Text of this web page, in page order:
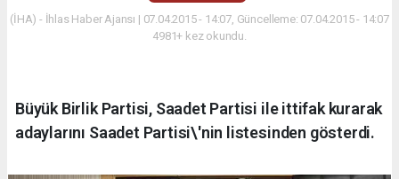
(İHA) - İhlas Haber Ajansı | 07.04.2015 - 14:07, Güncelleme: 07.04.2015 - 14:07
4981+ kez okundu.
Büyük Birlik Partisi, Saadet Partisi ile ittifak kurarak
adaylarını Saadet Partisi\'nin listesinden gösterdi.